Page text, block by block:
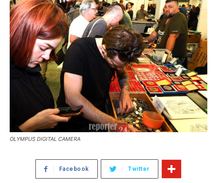
OLYMPUS DIGITAL CAMERA
Facebook Twitter